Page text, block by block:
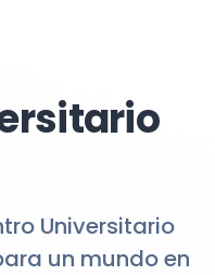
Universitario
un mundo en